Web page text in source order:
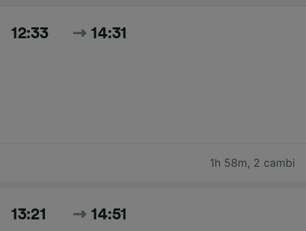
12:33 14:31
1h 58m, 2 cambi
13:21 14:51